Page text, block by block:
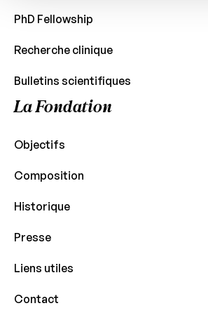
PhD Fellowship
Recherche clinique
Bulletins scientifiques
La Fondation
Objectifs
Composition
Historique
Presse
Liens utiles
Contact